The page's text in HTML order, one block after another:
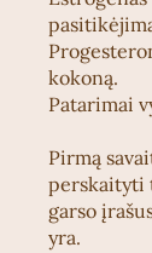
kokoną.
Patarimai
Pirmą
perskaityti
garso
yra.